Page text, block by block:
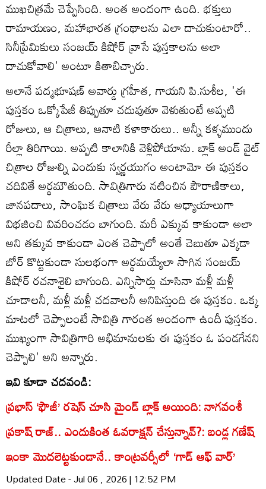
ముఖచిత్రమే చెప్పేసింది. అంత అందంగా ఉంది. భక్తులు
రామాయణం, మహాభారత గ్రంథాలను ఎలా దాచుకుంటారో..
సినీప్రేమికులు సంజయ్‌ కిషోర్ వ్రాసే పుస్తకాలను అలా
దాచుకోవాలి' అంటూ కితాబిచ్చారు.
అలానే పద్మభూషణ్‌ అవార్డు గ్రహీత, గాయని పి.సుశీల, 'ఈ
పుస్తకం ఒక్కోపేజీ తిప్పుతూ చదువుతూ వెళుతుంటే అప్పటి
రోజులు, ఆ చిత్రాలు, ఆనాటి కళాకారులు.. అన్నీ కళ్ళముందు
రీల్లా తిరిగాయి. అప్పటి కాలానికి వెళ్లిపోయాను. బ్లాక్ అండ్ వైట్
చిత్రాల రోజుల్ని ఎందుకు స్వర్ణయుగం అంటామో ఈ పుస్తకం
చదివితే అర్థమౌతుంది. సావిత్రిగారు నటించిన పౌరాణికాలు,
జానపదాలు, సాంఘిక చిత్రాలు వేరు వేరు అధ్యాయాలుగా
విభజించి వివరించడం బాగుంది. మరీ ఎక్కువ కాకుండా అలా
అని తక్కువ కాకుండా ఎంత చెప్పాలో అంతే చెబుతూ ఎక్కడా
బోర్ కొట్టకుండా సులభంగా అర్థమయ్యేలా సాగిన సంజయ్
కిషోర్ రచనాశైలి బాగుంది. ఎన్నిసార్లు చూసినా మళ్లీ మళ్లీ
చూడాలనీ, మళ్లీ మళ్లీ చదవాలనీ అనిపిస్తుంది ఈ పుస్తకం. ఒక్క
మాటలో చెప్పాలంటే సావిత్రి గారంత అందంగా ఉందీ పుస్తకం.
ముఖ్యంగా సావిత్రిగారి అభిమానులకు ఈ పుస్తకం ఓ పండగేనని
చెప్పాలి' అని అన్నారు.
ఇవి కూడా చదవండి:
ప్రభాస్ ‘ఫౌజీ’ రషెస్ చూసి మైండ్ బ్లాక్ అయింది: నాగవంశీ
ప్రకాష్ రాజ్.. ఎందుకింత ఓవరాక్షన్ చేస్తున్నావ్?: బండ్ల గణేష్
ఇంకా మొదలెట్టకుండానే.. కాంట్రవర్సీలో ‘గాడ్ ఆఫ్ వార్’
Updated Date - Jul 06 , 2026 | 12:52 PM